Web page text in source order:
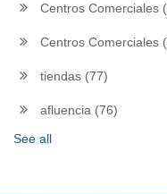
Centros Comerciales
Centros Comerciales
tiendas (77)
afluencia (76)
See all